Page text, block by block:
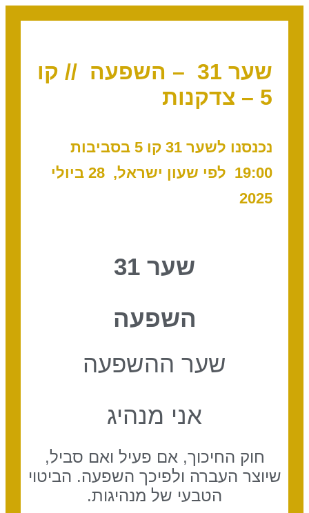
שער 31 – השפעה // קו
5 – צדקנות
נכנסנו לשער 31 קו 5 בסביבות
19:00 לפי שעון ישראל, 28 ביולי
2025
שער 31
השפעה
שער ההשפעה
אני מנהיג
חוק החיכוך, אם פעיל ואם סביל,
שיוצר העברה ולפיכך השפעה. הביטוי
הטבעי של מנהיגות.